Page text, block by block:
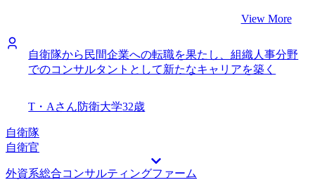
View More
自衛隊から民間企業への転職を果たし、組織人事分野
でのコンサルタントとして新たなキャリアを築く
T・Aさん防衛大学32歳
自衛隊
自衛官
外資系総合コンサルティングファーム